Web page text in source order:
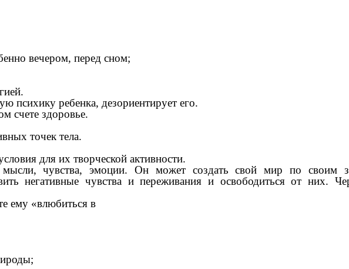
вечером, перед сном;
психику ребенка, дезориентирует его.
счете здоровье.
точек тела.
для их творческой активности.
чувства, эмоции. Он может создать свой мир по своим
негативные чувства и переживания и освободиться от них.
ему «влюбиться в